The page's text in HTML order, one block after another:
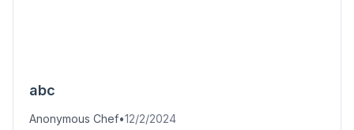
abc
Anonymous Chef•12/2/2024